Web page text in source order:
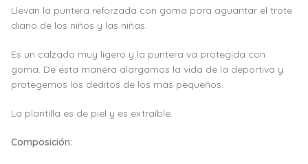
Llevan la puntera reforzada con goma para aguantar el trote
diario de los niños y las niñas.
Es un calzado muy ligero y la puntera va protegida con
goma. De esta manera alargamos la vida de la deportiva y
protegemos los deditos de los más pequeños.
La plantilla es de piel y es extraíble.
Composición: